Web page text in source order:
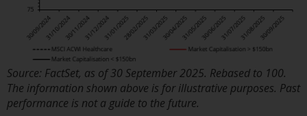
Gerichtsbarkeit und Sie betreten
eine globale Website. Auf dieser
Website erwähnte Produkte oder
Dienstleistungen unterliegen
gesetzlichen und behördlichen
Anforderungen und sind
möglicherweise nicht in allen
Source: FactSet, as of 30 September 2025. Rebased to 100.
The information shown above is for illustrative purposes. Past
performance is not a guide to the future.